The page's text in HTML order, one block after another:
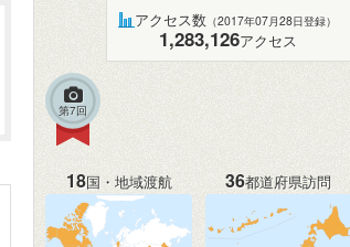
アクセス数 （2017年07月28日登録）
1,283,126アクセス
第7回
18国・地域渡航 36都道府県訪問